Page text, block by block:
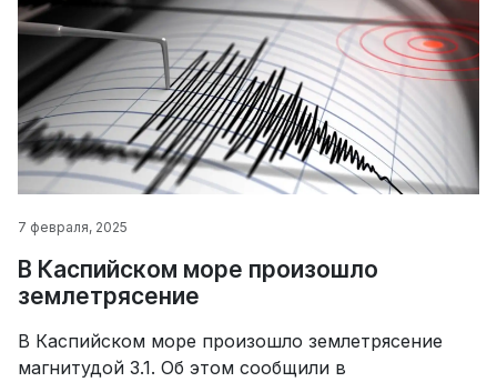
7 февраля, 2025
В Каспийском море произошло
землетрясение
В Каспийском море произошло землетрясение
магнитудой 3.1. Об этом сообщили в